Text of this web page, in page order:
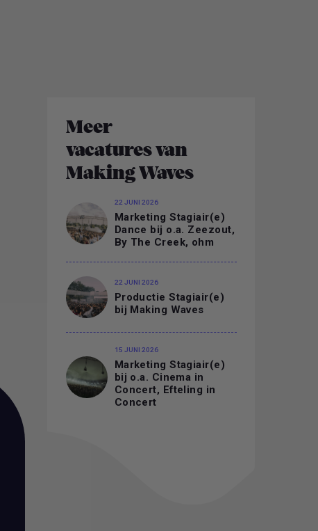
Meer
vacatures van
Making Waves
22 JUNI 2026
Marketing Stagiair(e)
Dance bij o.a. Zeezout,
By The Creek, ohm
22 JUNI 2026
Productie Stagiair(e)
bij Making Waves
15 JUNI 2026
Marketing Stagiair(e)
bij o.a. Cinema in
Concert, Efteling in
Concert